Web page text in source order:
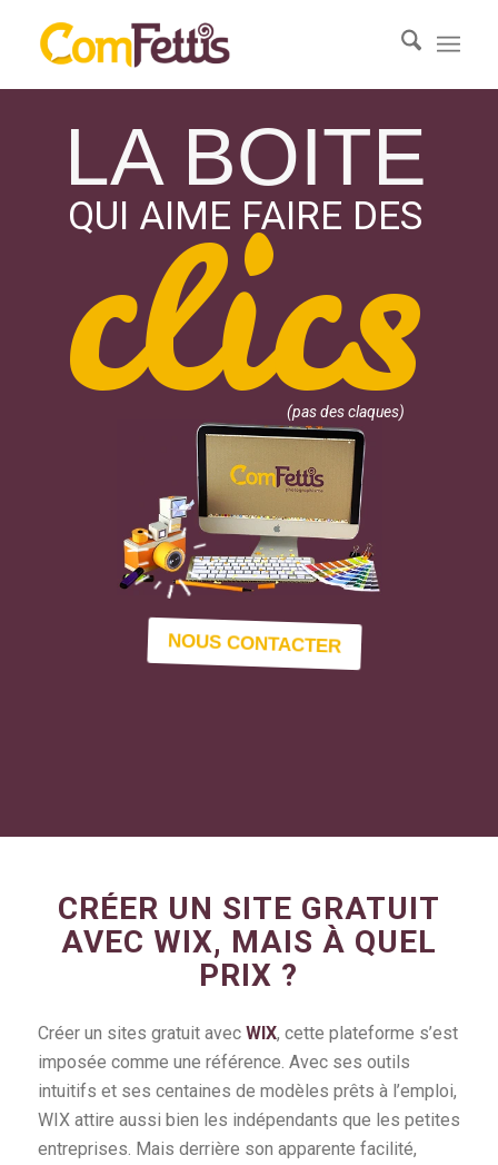
LA BOITE
QUI AIME FAIRE DES
clics
(pas des claques)
NOUS CONTACTER
CRÉER UN SITE GRATUIT
AVEC WIX, MAIS À QUEL
PRIX ?
Créer un sites gratuit avec WIX, cette plateforme s’est
imposée comme une référence. Avec ses outils
intuitifs et ses centaines de modèles prêts à l’emploi,
WIX attire aussi bien les indépendants que les petites
entreprises. Mais derrière son apparente facilité,